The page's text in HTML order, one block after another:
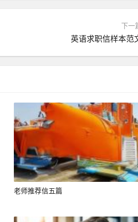
下一
英语求职信样本范
老师推荐信五篇